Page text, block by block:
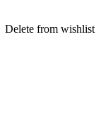
Delete from wishlist